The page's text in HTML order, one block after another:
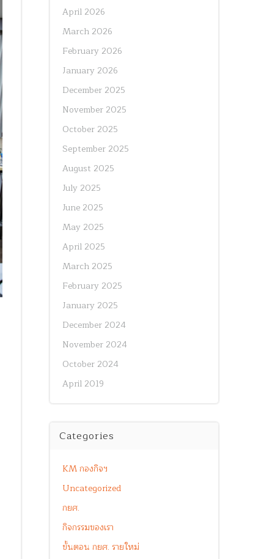
April 2026
March 2026
February 2026
January 2026
December 2025
November 2025
October 2025
September 2025
August 2025
July 2025
June 2025
May 2025
April 2025
March 2025
February 2025
January 2025
December 2024
November 2024
October 2024
April 2019
Categories
KM กองกิจฯ
Uncategorized
กยศ.
กิจกรรมของเรา
ขั้นตอน กยศ. รายใหม่